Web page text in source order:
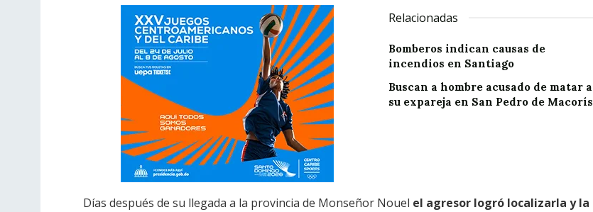
Relacionadas
Bomberos indican causas de
incendios en Santiago
Buscan a hombre acusado de matar a
su expareja en San Pedro de Macorís
Días después de su llegada a la provincia de Monseñor Nouel el agresor logró localizarla y la